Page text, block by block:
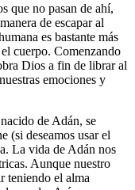
que no pasan de ahí,
de escapar al
es bastante más
cuerpo. Comenzando
Dios a fin de librar al
emociones y
de Adán, se
(si deseamos usar el
La vida de Adán nos
Aunque nuestro
teniendo el alma